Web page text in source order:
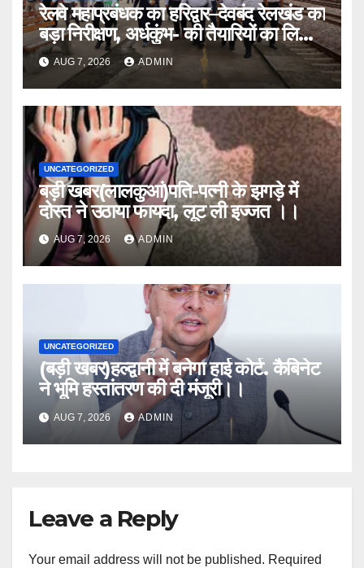
रेलवे महाप्रबंधक का हरिद्वार–देवबंद रेलखंड का
बड़ा निरीक्षण, अर्धकुंभ- की तैयारियों का लिया
जायजा
AUG 7, 2026 ADMIN
UNCATEGORIZED
बड़ी खबर(लालकुआं)पति-पत्नी के झगड़े में
दोस्त ने उठाया फायदा, लूट ली इज्जत ।।
AUG 7, 2026 ADMIN
UNCATEGORIZED
(बड़ी खबर)हल्द्वानी में बनेगा हाई कोर्ट. कैबिनेट
ने भूमि हस्तांतरण की दी मंजूरी।।
AUG 7, 2026 ADMIN
Leave a Reply
Your email address will not be published. Required